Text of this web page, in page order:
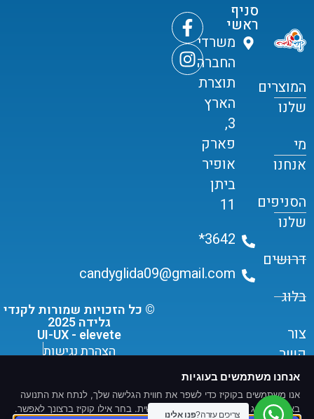
המוצרים
שלנו
מי
אנחנו
הסניפים
שלנו
דרושים
בלוג
צור
קשר
סניף
ראשי
משרדי
החברה
תוצרת
הארץ
3,
פארק
אופיר
ביתן
11
3642*
candyglida09@gmail.com
הצהרת נגישות
© כל הזכויות שמורות לקנדי
גלידה 2025
UI-UX - elevete
צריכים עזרה?פנו אלינו
אנחנו משתמשים בעוגיות
אנו משתמשים בקוקיז כדי לשפר את חווית הגלישה שלך, לנתח את התנועה
באתר ולהציג תוכן ומודעות מותאמים אישית. בחר אילו קוקיז ברצונך לאפשר.